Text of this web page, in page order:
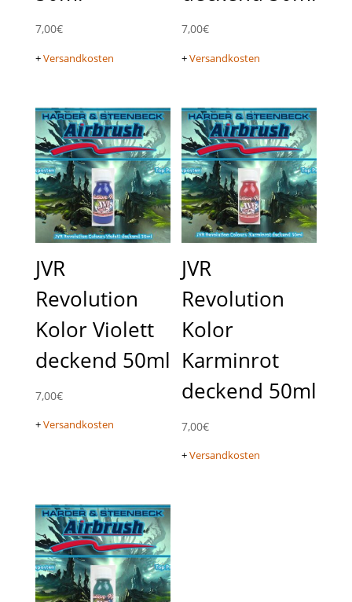
7,00€
+Versandkosten
7,00€
+Versandkosten
JVR
Revolution
Kolor Violett
deckend 50ml
7,00€
+Versandkosten
JVR
Revolution
Kolor
Karminrot
deckend 50ml
7,00€
+Versandkosten